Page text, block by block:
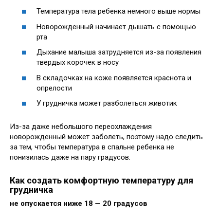
Температура тела ребенка немного выше нормы
Новорожденный начинает дышать с помощью
рта
Дыхание малыша затрудняется из-за появления
твердых корочек в носу
В складочках на коже появляется краснота и
опрелости
У грудничка может разболеться животик
Из-за даже небольшого переохлаждения
новорожденный может заболеть, поэтому надо следить
за тем, чтобы температура в спальне ребенка не
понизилась даже на пару градусов.
Как создать комфортную температуру для
грудничка
не опускается ниже 18 — 20 градусов